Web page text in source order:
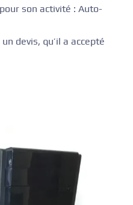
son activité : Auto-
devis, qu’il a accepté